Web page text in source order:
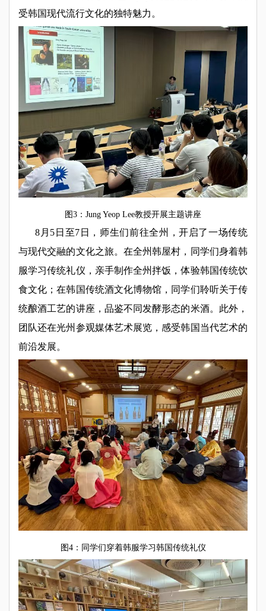
受韩国现代流行文化的独特魅力。
图3：Jung Yeop Lee教授开展主题讲座
8月5日至7日，师生们前往全州，开启了一场传统
与现代交融的文化之旅。在全州韩屋村，同学们身着韩
服学习传统礼仪，亲手制作全州拌饭，体验韩国传统饮
食文化；在韩国传统酒文化博物馆，同学们聆听关于传
统酿酒工艺的讲座，品鉴不同发酵形态的米酒。此外，
团队还在光州参观媒体艺术展览，感受韩国当代艺术的
前沿发展。
图4：同学们穿着韩服学习韩国传统礼仪